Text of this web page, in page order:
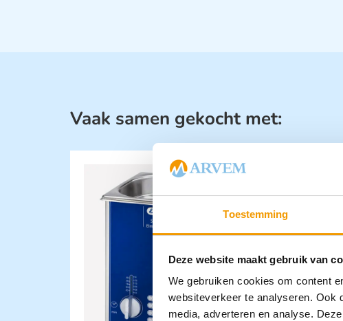
Toestemming
Deze website maakt gebruik van
We gebruiken cookies om content
websiteverkeer te analyseren. Ook
media, adverteren en analyse.
Vaak samen gekocht met: